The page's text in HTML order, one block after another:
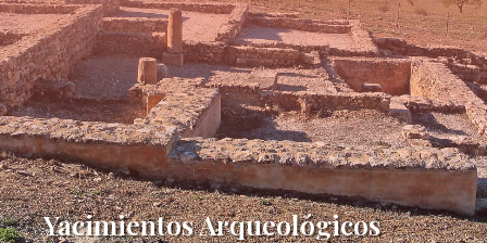
Yacimientos Arqueológicos